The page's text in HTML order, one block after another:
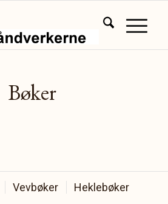
Bøker
Vevbøker Heklebøker